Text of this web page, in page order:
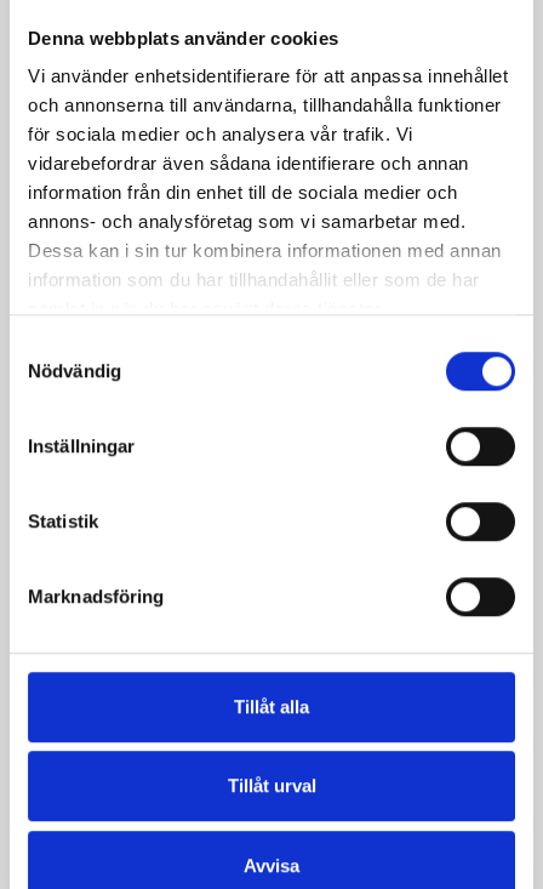
Denna webbplats använder cookies
Vi använder enhetsidentifierare för att anpassa innehållet
och annonserna till användarna, tillhandahålla funktioner
för sociala medier och analysera vår trafik. Vi
vidarebefordrar även sådana identifierare och annan
information från din enhet till de sociala medier och
annons- och analysföretag som vi samarbetar med.
Dessa kan i sin tur kombinera informationen med annan
information som du har tillhandahållit eller som de har
Nödvändig
Inställningar
Statistik
Marknadsföring
Tillåt alla
Tillåt urval
Avvisa
Mjölk 3% 1 liter
Jordgubbsfil 2,7%